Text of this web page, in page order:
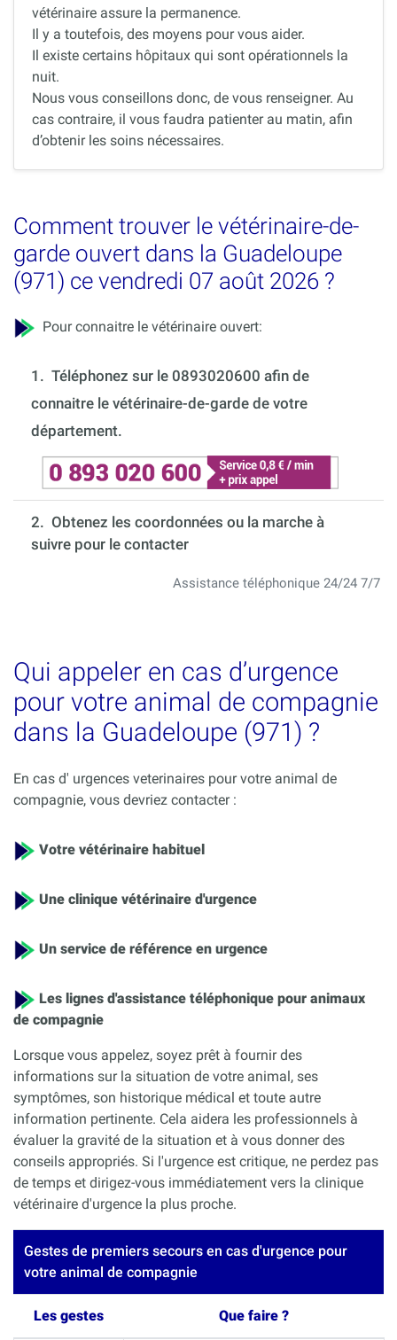
vétérinaire assure la permanence.
Il y a toutefois, des moyens pour vous aider.
Il existe certains hôpitaux qui sont opérationnels la
nuit.
Nous vous conseillons donc, de vous renseigner. Au
cas contraire, il vous faudra patienter au matin, afin
d’obtenir les soins nécessaires.
Comment trouver le vétérinaire-de-
garde ouvert dans la Guadeloupe
(971) ce vendredi 07 août 2026 ?
Pour connaitre le vétérinaire ouvert:
1. Téléphonez sur le 0893020600 afin de
connaitre le vétérinaire-de-garde de votre
département.
2. Obtenez les coordonnées ou la marche à
suivre pour le contacter
Assistance téléphonique 24/24 7/7
Qui appeler en cas d’urgence
pour votre animal de compagnie
dans la Guadeloupe (971) ?
En cas d' urgences veterinaires pour votre animal de
compagnie, vous devriez contacter :
Votre vétérinaire habituel
Une clinique vétérinaire d'urgence
Un service de référence en urgence
Les lignes d'assistance téléphonique pour animaux
de compagnie
Lorsque vous appelez, soyez prêt à fournir des
informations sur la situation de votre animal, ses
symptômes, son historique médical et toute autre
information pertinente. Cela aidera les professionnels à
évaluer la gravité de la situation et à vous donner des
conseils appropriés. Si l'urgence est critique, ne perdez pas
de temps et dirigez-vous immédiatement vers la clinique
vétérinaire d'urgence la plus proche.
Gestes de premiers secours en cas d'urgence pour
votre animal de compagnie
Les gestes Que faire ?